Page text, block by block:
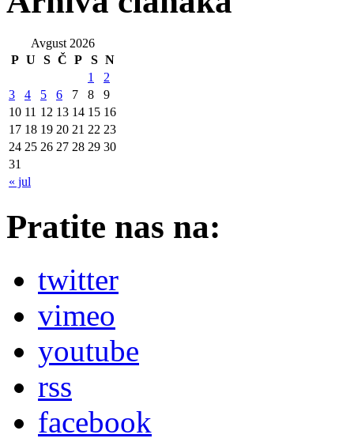
Avgust 2026
P U S Č P S N
« jul
1
2
3
4 5 6 7 8
9
10 11 12 13 14 15 16
17 18 19 20 21 22 23
24 25 26 27 28 29 30
31
Pratite nas na:
twitter
vimeo
youtube
rss
facebook